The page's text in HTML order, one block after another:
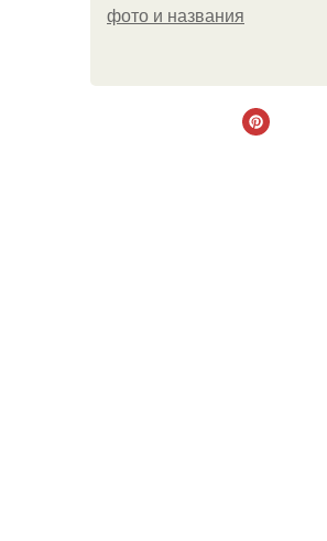
фото и названия